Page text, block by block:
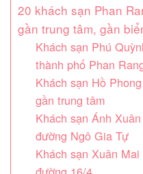
20 khách sạn Phan
gần trung tâm, gần
Khách sạn Phú
thành phố Phan
Khách sạn Hồ
gần trung tâm
Khách sạn Ánh
đường Ngô Gia Tự
Khách sạn Xuân